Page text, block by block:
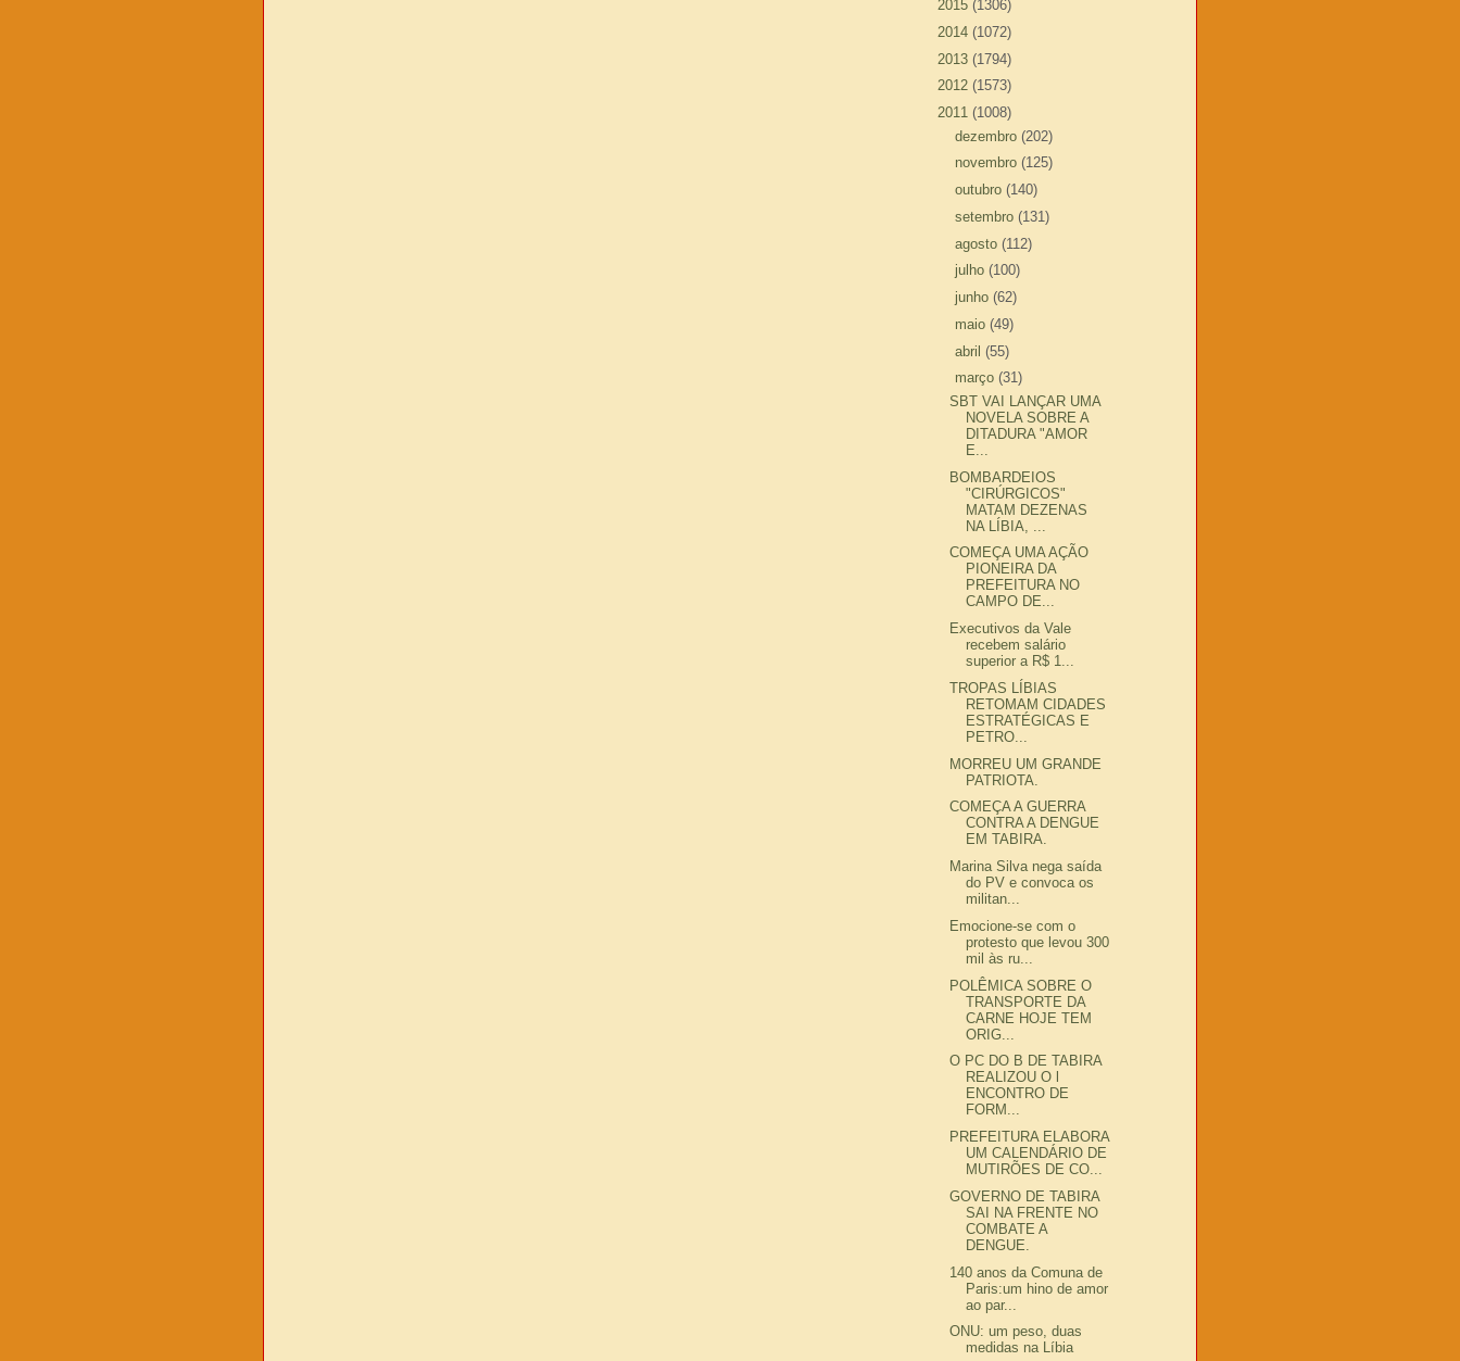
2015 (1306)
2014 (1072)
2013 (1794)
2012 (1573)
2011 (1008)
dezembro (202)
novembro (125)
outubro (140)
setembro (131)
agosto (112)
julho (100)
junho (62)
maio (49)
abril (55)
março (31)
SBT VAI LANÇAR UMA
NOVELA SOBRE A
DITADURA "AMOR
E...
BOMBARDEIOS
"CIRÚRGICOS"
MATAM DEZENAS
NA LÍBIA, ...
COMEÇA UMA AÇÃO
PIONEIRA DA
PREFEITURA NO
CAMPO DE...
Executivos da Vale
recebem salário
superior a R$ 1...
TROPAS LÍBIAS
RETOMAM CIDADES
ESTRATÉGICAS E
PETRO...
MORREU UM GRANDE
PATRIOTA.
COMEÇA A GUERRA
CONTRA A DENGUE
EM TABIRA.
Marina Silva nega saída
do PV e convoca os
militan...
Emocione-se com o
protesto que levou 300
mil às ru...
POLÊMICA SOBRE O
TRANSPORTE DA
CARNE HOJE TEM
ORIG...
O PC DO B DE TABIRA
REALIZOU O l
ENCONTRO DE
FORM...
PREFEITURA ELABORA
UM CALENDÁRIO DE
MUTIRÕES DE CO...
GOVERNO DE TABIRA
SAI NA FRENTE NO
COMBATE A
DENGUE.
140 anos da Comuna de
Paris:um hino de amor
ao par...
ONU: um peso, duas
medidas na Líbia